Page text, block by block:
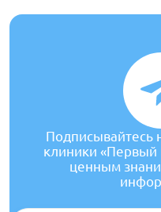
Подписывайтесь
клиники «Первый
ценным